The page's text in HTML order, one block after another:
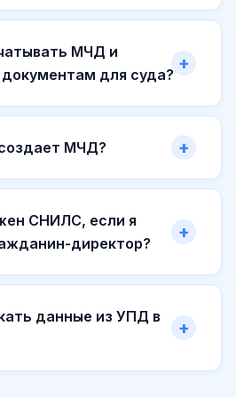
МЧД и
для суда?
МЧД?
СНИЛС, если я
директор?
данные из УПД в